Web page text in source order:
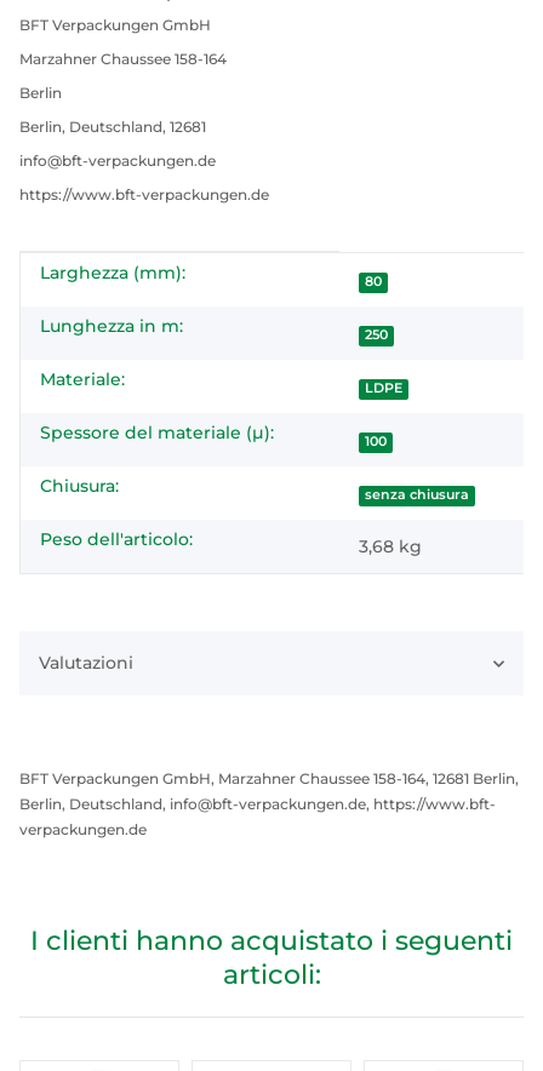
BFT Verpackungen GmbH
Marzahner Chaussee 158-164
Berlin
Berlin, Deutschland, 12681
info@bft-verpackungen.de
https://www.bft-verpackungen.de
#productDetails.itemInformation#
#productDetails.itemValue#
Larghezza (mm): 80
Lunghezza in m: 250
Materiale: LDPE
Spessore del materiale (µ): 100
Chiusura: senza chiusura
Peso dell'articolo: 3,68 kg
Valutazioni
BFT Verpackungen GmbH, Marzahner Chaussee 158-164, 12681 Berlin,
Berlin, Deutschland, info@bft-verpackungen.de, https://www.bft-
verpackungen.de
I clienti hanno acquistato i seguenti
articoli: